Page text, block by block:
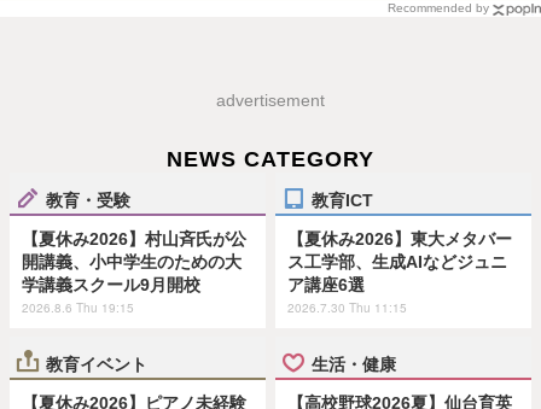
Recommended by
advertisement
NEWS CATEGORY
教育・受験
【夏休み2026】村山斉氏が公
開講義、小中学生のための大
学講義スクール9月開校
2026.8.6 Thu 19:15
教育ICT
【夏休み2026】東大メタバー
ス工学部、生成AIなどジュニ
ア講座6選
2026.7.30 Thu 11:15
教育イベント
【夏休み2026】ピアノ未経験
生活・健康
【高校野球2026夏】仙台育英